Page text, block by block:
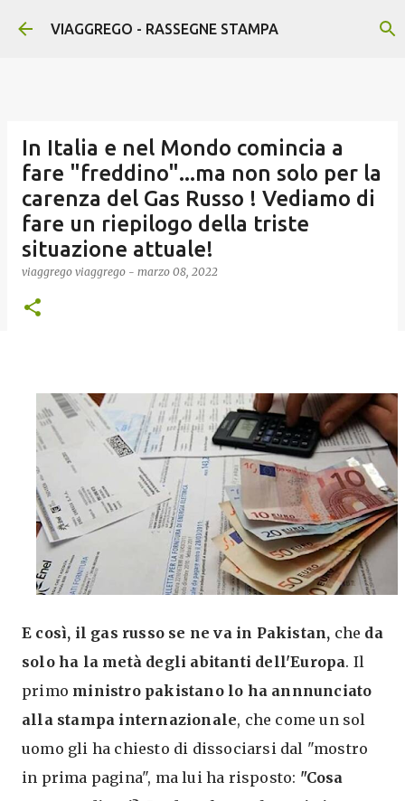
Passa ai contenuti principali
VIAGGREGO - RASSEGNE STAMPA
In Italia e nel Mondo comincia a
fare "freddino"...ma non solo per la
carenza del Gas Russo ! Vediamo di
fare un riepilogo della triste
situazione attuale!
viaggrego viaggrego - marzo 08, 2022
E così, il gas russo se ne va in Pakistan, che da
solo ha la metà degli abitanti dell'Europa. Il
primo ministro pakistano lo ha annnunciato
alla stampa internazionale, che come un sol
uomo gli ha chiesto di dissociarsi dal "mostro
in prima pagina", ma lui ha risposto: "Cosa